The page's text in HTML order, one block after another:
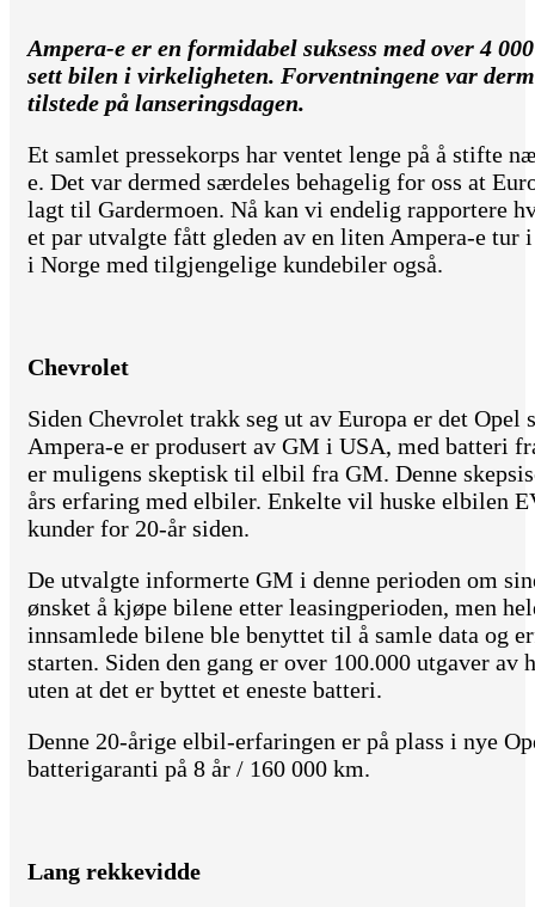
Ampera-e er en formidabel suksess med over 4
sett bilen i virkeligheten. Forventningene var
tilstede på lanseringsdagen.
Et samlet pressekorps har ventet lenge på å stifte
e. Det var dermed særdeles behagelig for oss at
lagt til Gardermoen. Nå kan vi endelig rapportere
et par utvalgte fått gleden av en liten Ampera-e tur
i Norge med tilgjengelige kundebiler også.
Chevrolet
Siden Chevrolet trakk seg ut av Europa er det Opel
Ampera-e er produsert av GM i USA, med batteri
er muligens skeptisk til elbil fra GM. Denne
års erfaring med elbiler. Enkelte vil huske elbilen
kunder for 20-år siden.
De utvalgte informerte GM i denne perioden om
ønsket å kjøpe bilene etter leasingperioden, men
innsamlede bilene ble benyttet til å samle data og
starten. Siden den gang er over 100.000 utgaver
uten at det er byttet et eneste batteri.
Denne 20-årige elbil-erfaringen er på plass i nye
batterigaranti på 8 år / 160 000 km.
Lang rekkevidde